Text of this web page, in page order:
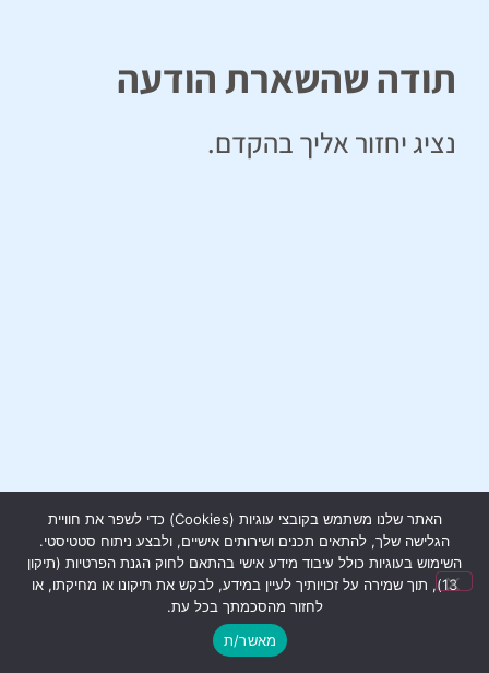
תודה שהשארת הודעה
נציג יחזור אליך בהקדם.
האתר שלנו משתמש בקובצי עוגיות (Cookies) כדי לשפר את חוויית
הגלישה שלך, להתאים תכנים ושירותים אישיים, ולבצע ניתוח סטטיסטי.
השימוש בעוגיות כולל עיבוד מידע אישי בהתאם לחוק הגנת הפרטיות (תיקון
13), תוך שמירה על זכויותיך לעיין במידע, לבקש את תיקונו או מחיקתו, או
לחזור מהסכמתך בכל עת.
מאשר/ת